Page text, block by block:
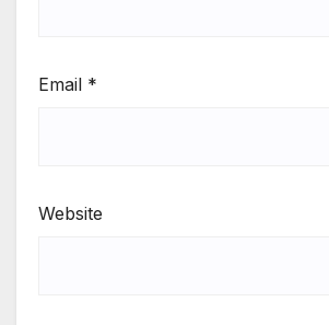
Email *
Website